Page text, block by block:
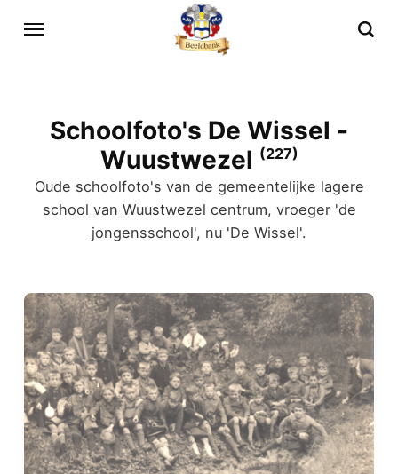
Schoolfoto's De Wissel -
Wuustwezel (227)
Oude schoolfoto's van de gemeentelijke lagere
school van Wuustwezel centrum, vroeger 'de
jongensschool', nu 'De Wissel'.